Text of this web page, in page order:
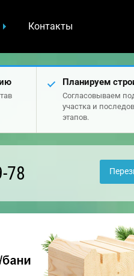
Контакты
Планируем
Согласовываем
участка и
этапов.
78